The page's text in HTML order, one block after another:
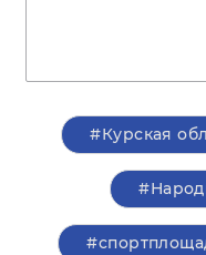
#Курская